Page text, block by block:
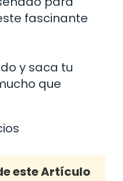
fascinante
y saca tu
que
este Artículo